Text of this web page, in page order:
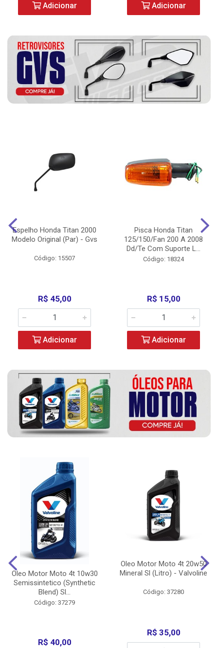
Adicionar Adicionar
Espelho Honda Titan 2000
Modelo Original (Par) - Gvs
Código: 15507
R$ 45,00
Adicionar
Pisca Honda Titan
125/150/Fan 200 A 2008
Dd/Te Com Suporte L...
Código: 18324
R$ 15,00
Adicionar
Oleo Motor Moto 4t 10w30
Semissintetico (Synthetic
Blend) Sl...
Código: 37279
R$ 40,00
Oleo Motor Moto 4t 20w50
Mineral Sl (Litro) - Valvoline
Código: 37280
R$ 35,00